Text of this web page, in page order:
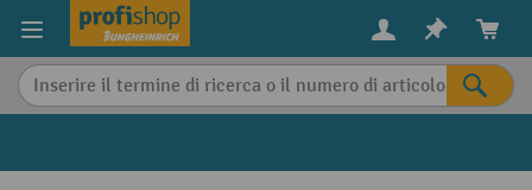
content